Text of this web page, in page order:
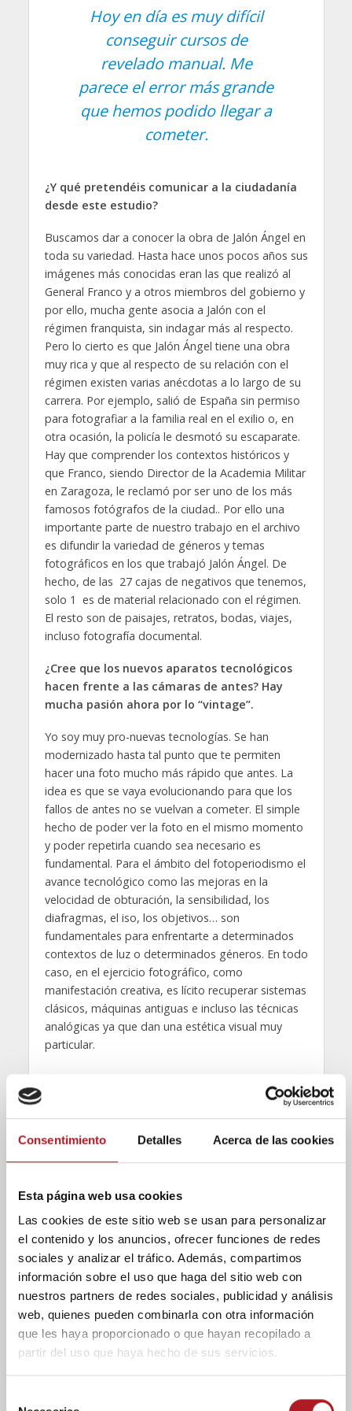
Consentimiento Detalles Acerca de las cookies
Esta página web usa cookies
Las cookies de este sitio web se usan para personalizar
el contenido y los anuncios, ofrecer funciones de redes
sociales y analizar el tráfico. Además, compartimos
información sobre el uso que haga del sitio web con
nuestros partners de redes sociales, publicidad y análisis
web, quienes pueden combinarla con otra información
que les haya proporcionado o que hayan recopilado a
partir del uso que haya hecho de sus servicios.
Hoy en día es muy difícil
conseguir cursos de
revelado manual. Me
parece el error más grande
que hemos podido llegar a
cometer.
¿Y qué pretendéis comunicar a la ciudadanía
desde este estudio?
Buscamos dar a conocer la obra de Jalón Ángel en
toda su variedad. Hasta hace unos pocos años sus
imágenes más conocidas eran las que realizó al
General Franco y a otros miembros del gobierno y
por ello, mucha gente asocia a Jalón con el
régimen franquista, sin indagar más al respecto.
Pero lo cierto es que Jalón Ángel tiene una obra
muy rica y que al respecto de su relación con el
régimen existen varias anécdotas a lo largo de su
carrera. Por ejemplo, salió de España sin permiso
para fotografiar a la familia real en el exilio o, en
otra ocasión, la policía le desmotó su escaparate.
Hay que comprender los contextos históricos y
que Franco, siendo Director de la Academia Militar
en Zaragoza, le reclamó por ser uno de los más
famosos fotógrafos de la ciudad.. Por ello una
importante parte de nuestro trabajo en el archivo
es difundir la variedad de géneros y temas
fotográficos en los que trabajó Jalón Ángel. De
hecho, de las 27 cajas de negativos que tenemos,
solo 1 es de material relacionado con el régimen.
El resto son de paisajes, retratos, bodas, viajes,
incluso fotografía documental.
¿Cree que los nuevos aparatos tecnológicos
hacen frente a las cámaras de antes? Hay
mucha pasión ahora por lo “vintage”.
Yo soy muy pro-nuevas tecnologías. Se han
modernizado hasta tal punto que te permiten
hacer una foto mucho más rápido que antes. La
idea es que se vaya evolucionando para que los
fallos de antes no se vuelvan a cometer. El simple
hecho de poder ver la foto en el mismo momento
y poder repetirla cuando sea necesario es
fundamental. Para el ámbito del fotoperiodismo el
avance tecnológico como las mejoras en la
velocidad de obturación, la sensibilidad, los
diafragmas, el iso, los objetivos… son
fundamentales para enfrentarte a determinados
contextos de luz o determinados géneros. En todo
caso, en el ejercicio fotográfico, como
manifestación creativa, es lícito recuperar sistemas
clásicos, máquinas antiguas e incluso las técnicas
analógicas ya que dan una estética visual muy
particular.
tenemos mucha
bibliografía de la época que
nos ha dado a entender
cómo estaba la cultura en
aquellos años.
¿Qué ofrece una fotografía de las que
conserváis que no puede ofrecer una foto de
hoy en día?
Cuando sabes cómo se hacían, cómo se revelaban
o cómo se retocaban sabes apreciar el trabajo
que llevaba una fotografía de la época, tan
contó que su maestro sacaba el negativo y hacia